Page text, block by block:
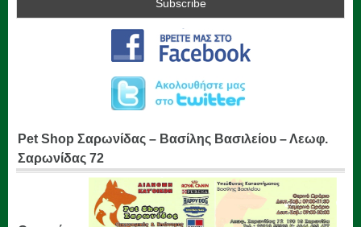
Pet Shop Σαρωνίδας – Βασίλης Βασιλείου – Λεωφ.
Σαρωνίδας 72